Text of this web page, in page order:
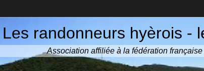
Les randonneurs hyèrois -
Association affiliée à la fédération